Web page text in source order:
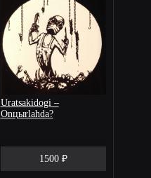
Uratsakidogi –
Onцыrlahda?
1500 ₽